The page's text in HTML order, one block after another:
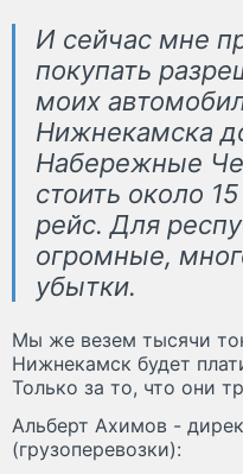
И сейчас мне
покупать
моих
Нижнекамска
Набережные
стоить около
рейс. Для
огромные,
убытки.
Мы же везем тысячи
Нижнекамск будет
Только за то, что они
Альберт Ахимов -
(грузоперевозки):